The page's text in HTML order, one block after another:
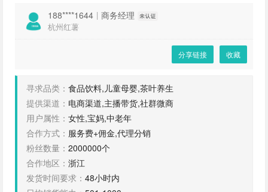
188****1644 | 商务经理
杭州红薯
分享链接 收藏
寻求品类： 食品饮料,儿童母婴,茶叶养生
提供渠道： 电商渠道,主播带货,社群微商
用户属性： 女性,宝妈,中老年
合作方式： 服务费+佣金,代理分销
粉丝数量： 2000000个
合作地区： 浙江
发货时间要求： 48小时内